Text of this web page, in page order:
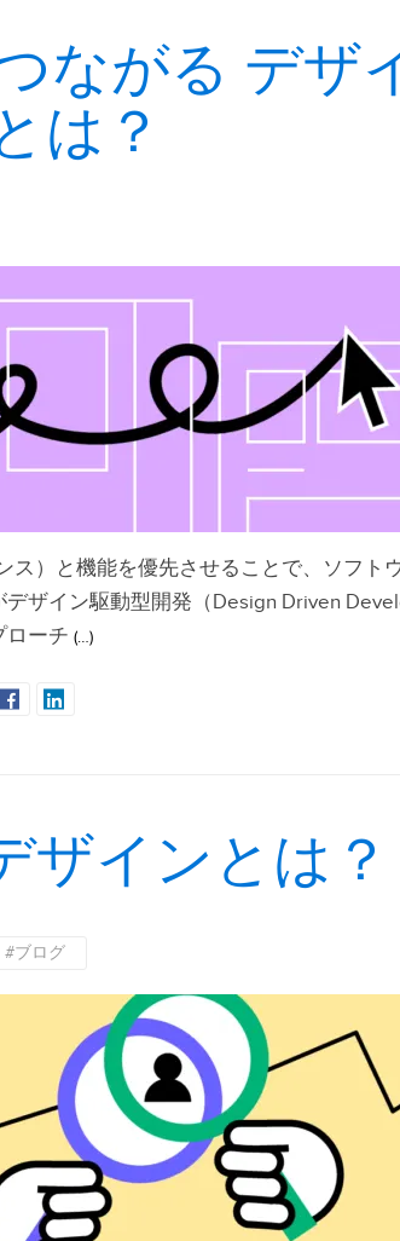
ながる デザ
は？
ス）と機能を優先させることで、ソフト
ザイン駆動型開発（Design Driven
ローチ (…)
ザインとは？
#ブログ